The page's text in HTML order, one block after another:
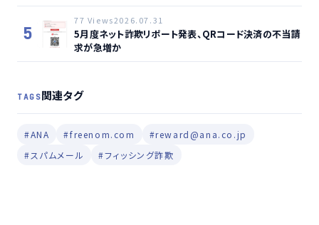
5
77 Views2026.07.31
5月度ネット詐欺リポート発表、QRコード決済の不当請
求が急増か
TAGS関連タグ
#ANA #freenom.com
#reward@ana.co.jp
#スパムメール
#フィッシング詐欺